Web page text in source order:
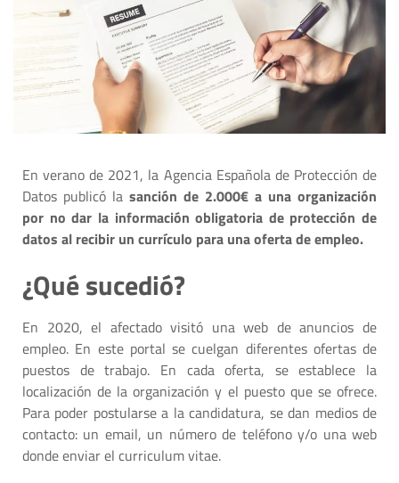
En verano de 2021, la Agencia Española de Protección de
Datos publicó la sanción de 2.000€ a una organización
por no dar la información obligatoria de protección de
datos al recibir un currículo para una oferta de empleo.
¿Qué sucedió?
En 2020, el afectado visitó una web de anuncios de
empleo. En este portal se cuelgan diferentes ofertas de
puestos de trabajo. En cada oferta, se establece la
localización de la organización y el puesto que se ofrece.
Para poder postularse a la candidatura, se dan medios de
contacto: un email, un número de teléfono y/o una web
donde enviar el curriculum vitae.